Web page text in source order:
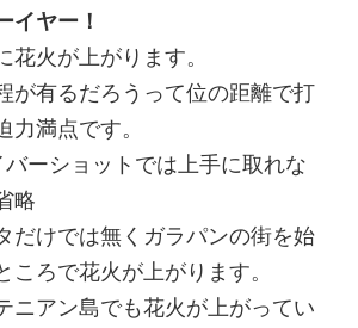
イヤー！
花火が上がります。
が有るだろうって位の距離で打
力満点です。
ーショットでは上手に取れな
略
だけでは無くガラパンの街を始
ころで花火が上がります。
ニアン島でも花火が上がってい